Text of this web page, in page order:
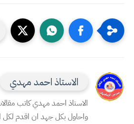
الاستاذ احمد مهدي
الاستاذ احمد مهدي كاتب
واحاول بكل جهد ان اقدم لكل